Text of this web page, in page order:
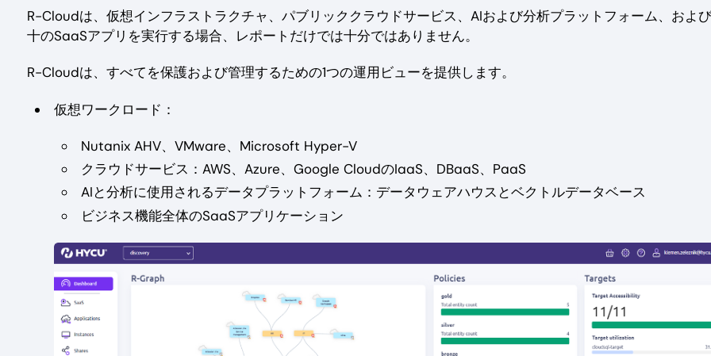
R-Cloudは、仮想インフラストラクチャ、パブリッククラウドサービス、AIおよび分析プラットフォーム、およ
十のSaaSアプリを実行する場合、レポートだけでは十分ではありません。
R-Cloudは、すべてを保護および管理するための1つの運用ビューを提供します。
仮想ワークロード：
Nutanix AHV、VMware、Microsoft Hyper-V
クラウドサービス：AWS、Azure、Google CloudのIaaS、DBaaS、PaaS
AIと分析に使用されるデータプラットフォーム：データウェアハウスとベクトルデータベース
ビジネス機能全体のSaaSアプリケーション